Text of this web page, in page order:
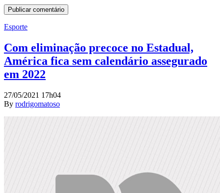
Esporte
Com eliminação precoce no Estadual,
América fica sem calendário assegurado
em 2022
27/05/2021 17h04
By rodrigomatoso